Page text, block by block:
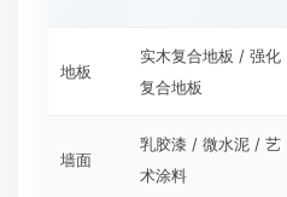
地板
实木复合地板 / 强化
复合地板
墙面
乳胶漆 / 微水泥 / 艺
术涂料